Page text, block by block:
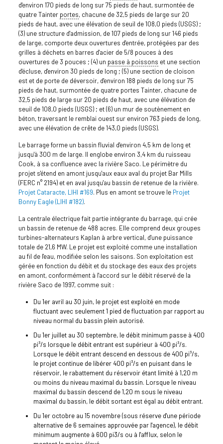
d'environ 170 pieds de long sur 75 pieds de haut, surmontée de
quatre Tainter portes, chacune de 32,5 pieds de large sur 20
pieds de haut, avec une élévation de seuil de 108,0 pieds (USGS) ;
(3) une structure d'admission, de 107 pieds de long sur 146 pieds
de large, comporte deux ouvertures d'entrée, protégées par des
grilles à déchets en barres d'acier de 5/8 pouces à des
ouvertures de 3 pouces ; (4) un passe à poissons et une section
d'écluse, d'environ 30 pieds de long ; (5) une section de cloison
est et de porte de déversoir, d'environ 188 pieds de long sur 75
pieds de haut, surmontée de quatre portes Tainter, chacune de
32,5 pieds de large sur 20 pieds de haut, avec une élévation de
seuil de 108,0 pieds (USGS) ; et (6) un mur de soutènement en
béton, traversant le remblai ouest sur environ 763 pieds de long,
avec une élévation de crête de 143,0 pieds (USGS).
Le barrage forme un bassin fluvial d'environ 4,5 km de long et
jusqu'à 300 m de large. Il englobe environ 3,4 km du ruisseau
Cook, à sa confluence avec la rivière Saco. Le périmètre du
projet s'étend en amont jusqu'aux eaux aval du projet Bar Mills
(FERC n° 2194) et en aval jusqu'au bassin de retenue de la rivière.
Projet Cataracte, LIHI #169. Plus en amont se trouve le Projet
Bonny Eagle (LIHI #182).
La centrale électrique fait partie intégrante du barrage, qui crée
un bassin de retenue de 488 acres. Elle comprend deux groupes
turbines-alternateurs Kaplan à arbre vertical, d'une puissance
totale de 21,6 MW. Le projet est exploité comme une installation
au fil de l'eau, modifiée selon les saisons. Son exploitation est
gérée en fonction du débit et du stockage des eaux des projets
en amont, conformément à l'accord sur le débit réservé de la
rivière Saco de 1997, comme suit :
Du 1er avril au 30 juin, le projet est exploité en mode
fluctuant avec seulement 1 pied de fluctuation par rapport au
niveau normal du bassin plein autorisé.
Du 1er juillet au 30 septembre, le débit minimum passe à 400
pi³/s lorsque le débit entrant est supérieur à 400 pi³/s.
Lorsque le débit entrant descend en dessous de 400 pi³/s,
le projet continue de libérer 400 pi³/s en puisant dans le
réservoir, le rabattement du réservoir étant limité à 1,20 m
ou moins du niveau maximal du bassin. Lorsque le niveau
maximal du bassin descend de 1,20 m sous le niveau
maximal du bassin, le débit sortant est égal au débit entrant.
Du 1er octobre au 15 novembre (sous réserve d'une période
alternative de 6 semaines approuvée par l'agence), le débit
minimum augmente à 600 pi3/s ou à l'afflux, selon le